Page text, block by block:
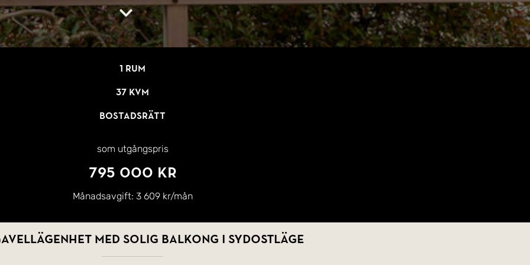
1 rum
37 kvm
Bostadsrätt
som utgångspris
795 000 kr
Månadsavgift: 3 609 kr/mån
med solig balkong i sydostläge